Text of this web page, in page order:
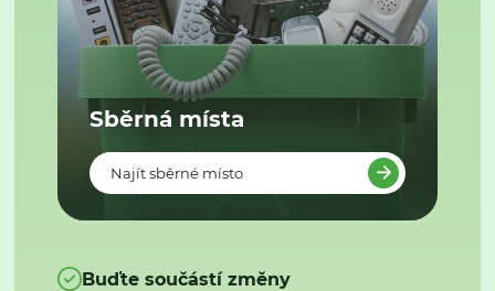
Sběrná místa
Najít sběrné místo
Buďte součástí změny